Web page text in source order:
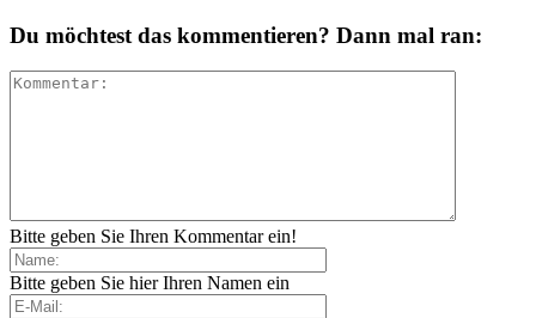
Du möchtest das kommentieren? Dann mal ran:
Bitte geben Sie Ihren Kommentar ein!
Bitte geben Sie hier Ihren Namen ein